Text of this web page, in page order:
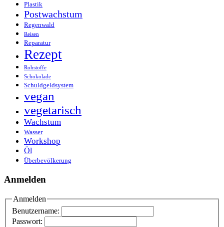
Plastik
Postwachstum
Regenwald
Reisen
Reparatur
Rezept
Rohstoffe
Schokolade
Schuldgeldsystem
vegan
vegetarisch
Wachstum
Wasser
Workshop
Öl
Überbevölkerung
Anmelden
Anmelden
Benutzername:
Passwort: